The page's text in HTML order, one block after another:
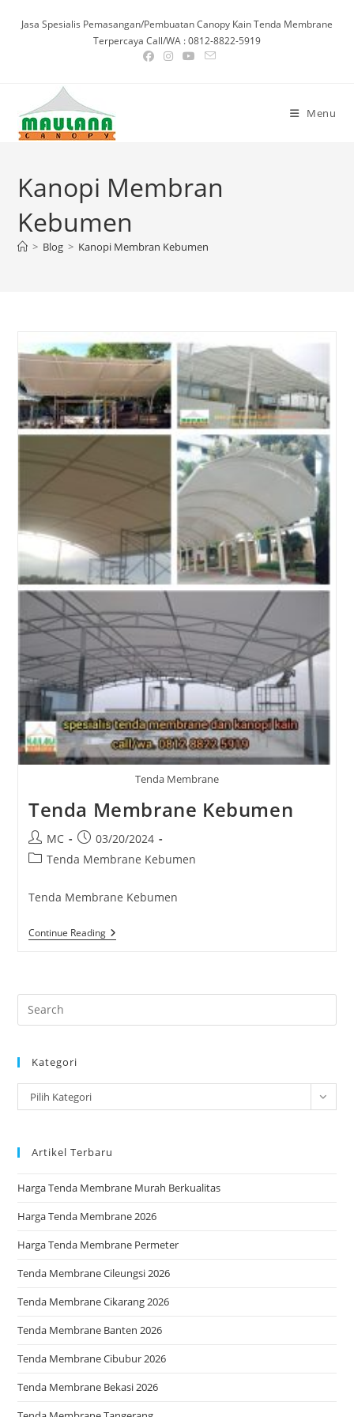
Jasa Spesialis Pemasangan/Pembuatan Canopy Kain Tenda Membrane
Terpercaya Call/WA : 0812-8822-5919
Menu
Kanopi Membran
Kebumen
> Blog > Kanopi Membran Kebumen
Tenda Membrane
Tenda Membrane Kebumen
Post
author:
MC
Post
published:
03/20/2024
PostTenda Membrane Kebumen
Tenda Membrane Kebumen
Continue ReadingTenda
Membrane
the
Kategori
Kategori
Pilih Kategori
Artikel Terbaru
Harga Tenda Membrane Murah Berkualitas
Harga Tenda Membrane 2026
Harga Tenda Membrane Permeter
Tenda Membrane Cileungsi 2026
Tenda Membrane Cikarang 2026
Tenda Membrane Banten 2026
Tenda Membrane Cibubur 2026
Tenda Membrane Bekasi 2026